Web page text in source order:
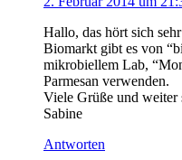
Hallo, das hört sich
Biomarkt gibt es von
mikrobiellem Lab,
Parmesan verwenden.
Viele Grüße und weiter
Sabine
Antworten